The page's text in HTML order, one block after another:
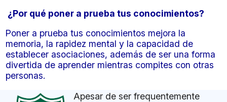
¿Por qué poner a prueba tus conocimientos?
Poner a prueba tus conocimientos mejora la
memoria, la rapidez mental y la capacidad de
establecer asociaciones, además de ser una forma
divertida de aprender mientras compites con otras
personas.
Apesar de ser frequentemente